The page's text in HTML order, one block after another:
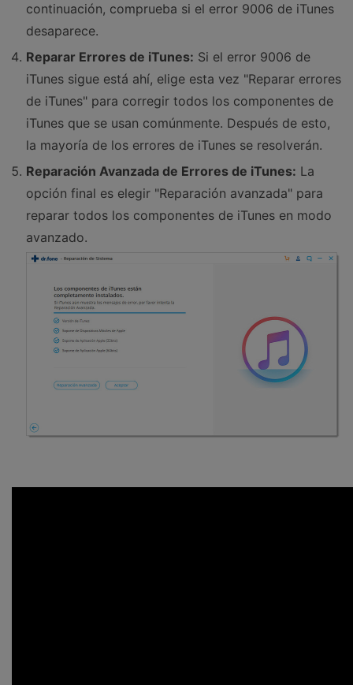
continuación, comprueba si el error 9006 de iTunes
desaparece.
Reparar Errores de iTunes: Si el error 9006 de
iTunes sigue está ahí, elige esta vez "Reparar errores
de iTunes" para corregir todos los componentes de
iTunes que se usan comúnmente. Después de esto,
la mayoría de los errores de iTunes se resolverán.
Reparación Avanzada de Errores de iTunes: La
opción final es elegir "Reparación avanzada" para
reparar todos los componentes de iTunes en modo
avanzado.